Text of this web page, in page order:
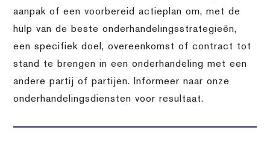
aanpak of een voorbereid actieplan om, met de
hulp van de beste onderhandelingsstrategieën,
een specifiek doel, overeenkomst of contract tot
stand te brengen in een onderhandeling met een
andere partij of partijen. Informeer naar onze
onderhandelingsdiensten voor resultaat.